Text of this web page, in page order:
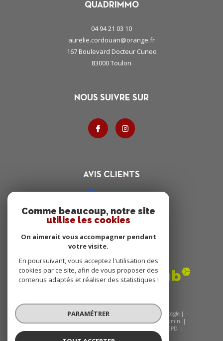
QUADRIMMO
04 94 21 03 10
aurelie.cordouan@orange.fr
167 Boulevard Docteur Cuneo
83000
toulon
NOUS SUIVRE SUR
AVIS CLIENTS
© 2026 | Tous droits réservés | Traduction powered by Google |
Nos honoraires
Plan du site Mentions légales
Admin
Politique RGPD
Comme beaucoup, notre site
utilise les cookies
On aimerait vous accompagner pendant
votre visite.
En poursuivant, vous acceptez l'utilisation des
cookies par ce site, afin de vous proposer des
contenus adaptés et réaliser des statistiques !
PARAMÉTRER